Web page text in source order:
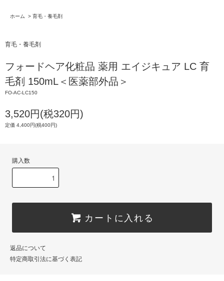
ホーム > 育毛・養毛剤
育毛・養毛剤
フォードヘア化粧品 薬用 エイジキュア LC 育
毛剤 150mL＜医薬部外品＞
FO-AC-LC150
3,520円(税320円)
定価 4,400円(税400円)
購入数
カートに入れる
返品について
特定商取引法に基づく表記